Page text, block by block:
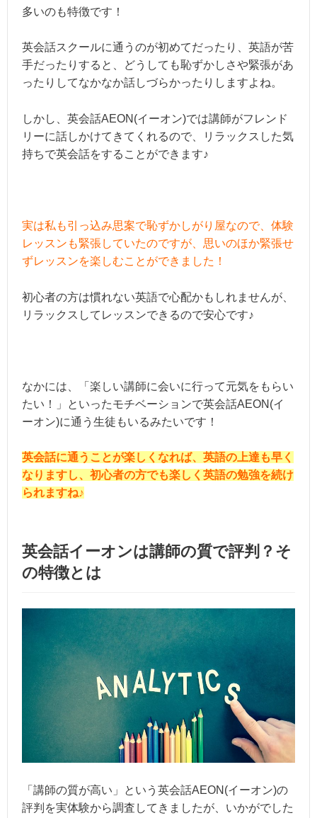
多いのも特徴です！
英会話スクールに通うのが初めてだったり、英語が苦
手だったりすると、どうしても恥ずかしさや緊張があ
ったりしてなかなか話しづらかったりしますよね。
しかし、英会話AEON(イーオン)では講師がフレンド
リーに話しかけてきてくれるので、リラックスした気
持ちで英会話をすることができます♪
実は私も引っ込み思案で恥ずかしがり屋なので、体験
レッスンも緊張していたのですが、思いのほか緊張せ
ずレッスンを楽しむことができました！
初心者の方は慣れない英語で心配かもしれませんが、
リラックスしてレッスンできるので安心です♪
なかには、「楽しい講師に会いに行って元気をもらい
たい！」といったモチベーションで英会話AEON(イ
ーオン)に通う生徒もいるみたいです！
英会話に通うことが楽しくなれば、英語の上達も早く
なりますし、初心者の方でも楽しく英語の勉強を続け
られますね♪
英会話イーオンは講師の質で評判？そ
の特徴とは
「講師の質が高い」という英会話AEON(イーオン)の
評判を実体験から調査してきましたが、いかがでした